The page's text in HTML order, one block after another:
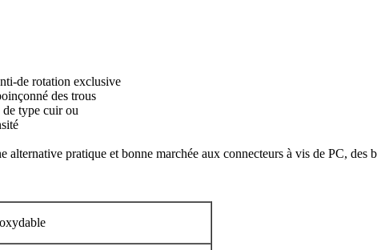
de rotation exclusive
des trous
type cuir ou
pratique et bonne marchée aux connecteurs à vis de PC, des